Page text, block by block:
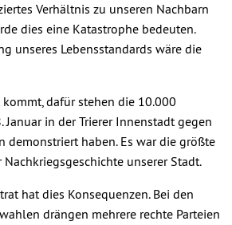
Verhältnis zu unseren Nachbarn
dies eine Katastrophe bedeuten.
unseres Lebensstandards wäre die
dafür stehen die 10.000
Januar in der Trierer Innenstadt gegen
demonstriert haben. Es war die größte
unserer Stadt.
hat dies Konsequenzen. Bei den
drängen mehrere rechte Parteien